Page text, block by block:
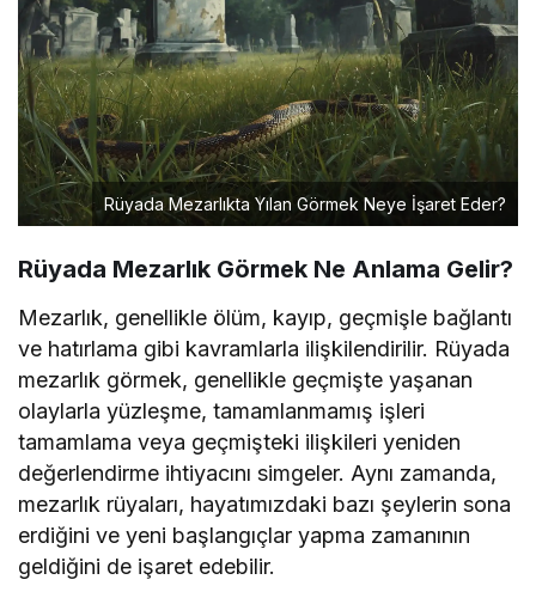
Rüyada Mezarlıkta Yılan Görmek Neye İşaret Eder?
Rüyada Mezarlık Görmek Ne Anlama Gelir?
Mezarlık, genellikle ölüm, kayıp, geçmişle bağlantı
ve hatırlama gibi kavramlarla ilişkilendirilir. Rüyada
mezarlık görmek, genellikle geçmişte yaşanan
olaylarla yüzleşme, tamamlanmamış işleri
tamamlama veya geçmişteki ilişkileri yeniden
değerlendirme ihtiyacını simgeler. Aynı zamanda,
mezarlık rüyaları, hayatımızdaki bazı şeylerin sona
erdiğini ve yeni başlangıçlar yapma zamanının
geldiğini de işaret edebilir.